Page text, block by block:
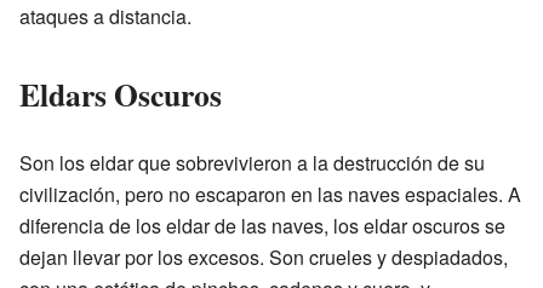
ataques a distancia.
Eldars Oscuros
Son los eldar que sobrevivieron a la destrucción de su
civilización, pero no escaparon en las naves espaciales. A
diferencia de los eldar de las naves, los eldar oscuros se
dejan llevar por los excesos. Son crueles y despiadados,